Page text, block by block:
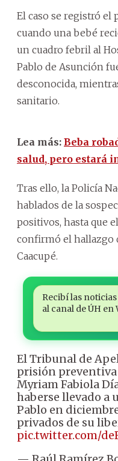
El caso se registró el
cuando una bebé
un cuadro febril al
Pablo de Asunción
desconocida,
sanitario.
Lea más: Beba
salud, pero estará
Tras ello, la Policía
hablados de la
positivos, hasta que
confirmó el hallazgo
Caacupé.
Recibí las
al canal de ÚH en
El Tribunal de
prisión preventiva
Myriam Fabiola
haberse llevado a
Pablo en
privados de su
pic.twitter.com/